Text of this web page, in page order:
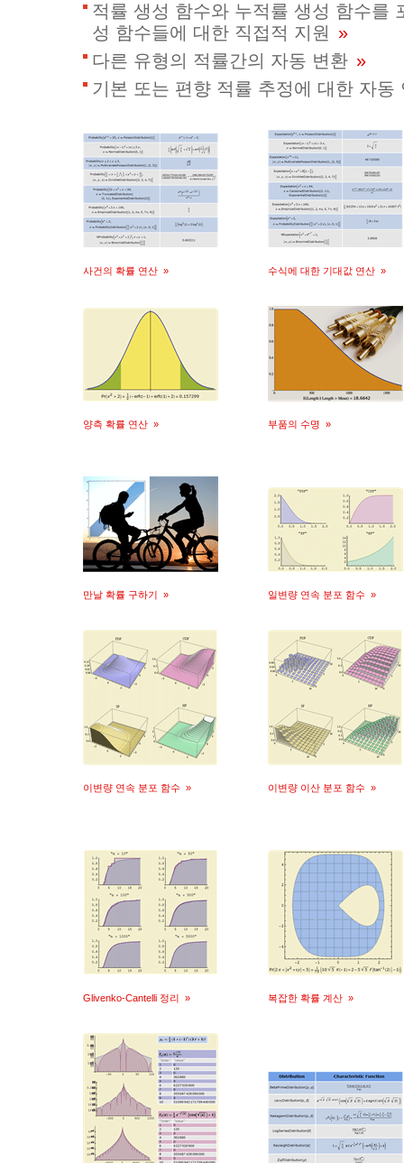
적률 생성 함수와 누적률 생성 함수를
성 함수들에 대한 직접적 지원
»
다른 유형의 적률간의 자동 변환 »
기본 또는 편향 적률 추정에 대한 자동
사건의 확률 연산 » 수식에 대한 기대값 연산 »
양측 확률 연산 » 부품의 수명 »
만날 확률 구하기 » 일변량 연속 분포 함수 »
이변량 연속 분포 함수 » 이변량 이산 분포 함수 »
Glivenko-Cantelli 정리 » 복잡한 확률 계산 »